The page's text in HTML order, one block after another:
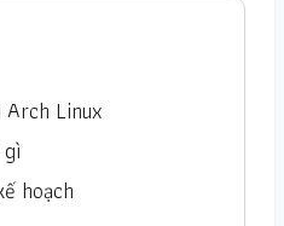
Linux
hoạch